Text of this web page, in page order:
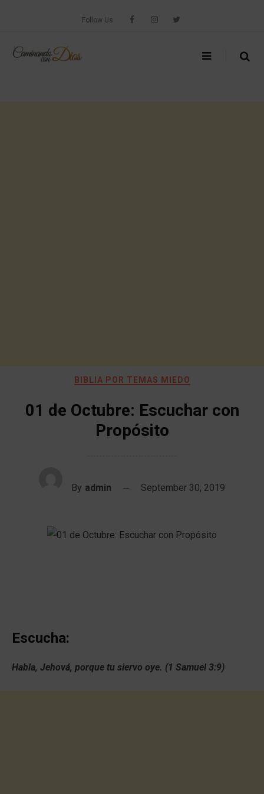
Follow Us
BIBLIA POR TEMAS MIEDO
01 de Octubre: Escuchar con
Propósito
By admin September 30, 2019
Escucha:
Habla, Jehová, porque tu siervo oye. (1 Samuel 3:9)